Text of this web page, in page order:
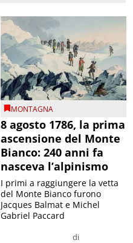
MONTAGNA
8 agosto 1786, la prima
ascensione del Monte
Bianco: 240 anni fa
nasceva l’alpinismo
di
I primi a raggiungere la vetta
del Monte Bianco furono
Jacques Balmat e Michel
Gabriel Paccard